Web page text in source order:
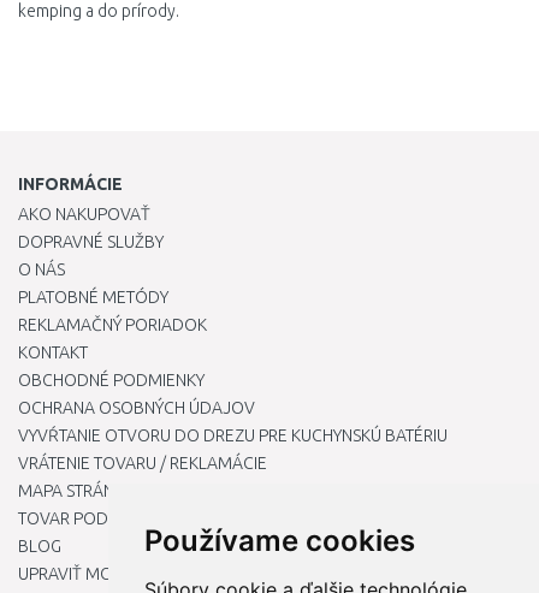
Používame cookies
kemping a do prírody.
INFORMÁCIE
AKO NAKUPOVAŤ
DOPRAVNÉ SLUŽBY
O NÁS
PLATOBNÉ METÓDY
REKLAMAČNÝ PORIADOK
KONTAKT
OBCHODNÉ PODMIENKY
OCHRANA OSOBNÝCH ÚDAJOV
VYVŔTANIE OTVORU DO DREZU PRE KUCHYNSKÚ BATÉRIU
VRÁTENIE TOVARU / REKLAMÁCIE
MAPA STRÁNOK
TOVAR PODĽA ZNAČIEK
BLOG
UPRAVIŤ MOJE PREDVOĽBY COOKIES